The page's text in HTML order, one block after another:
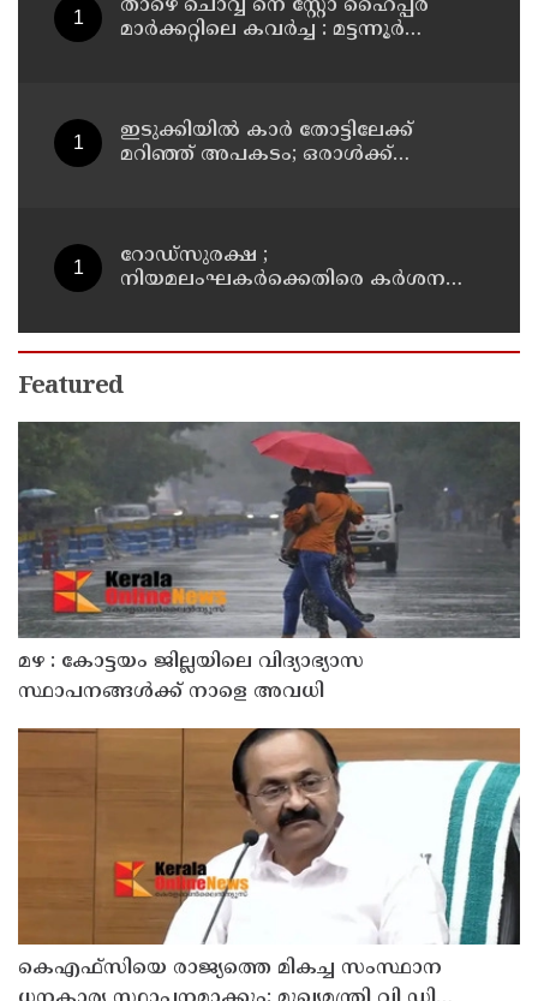
താഴെ ചൊവ്വ നെ സ്റ്റോ ഹൈപ്പർ
മാർക്കറ്റിലെ കവർച്ച : മട്ടന്നൂർ
ഇടുക്കിയിൽ കാർ തോട്ടിലേക്ക്
മറിഞ്ഞ് അപകടം; ഒരാൾക്ക്
റോഡ്‌സുരക്ഷ ;
നിയമലംഘകർക്കെതിരെ കർശന
Featured
മഴ : കോട്ടയം ജില്ലയിലെ വിദ്യാഭ്യാസ
സ്ഥാപനങ്ങൾക്ക് നാളെ അവധി
കെഎഫ്‌സിയെ രാജ്യത്തെ മികച്ച സംസ്ഥാന